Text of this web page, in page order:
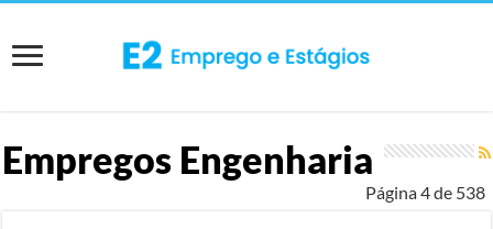
Empregos Engenharia
Página 4 de 538